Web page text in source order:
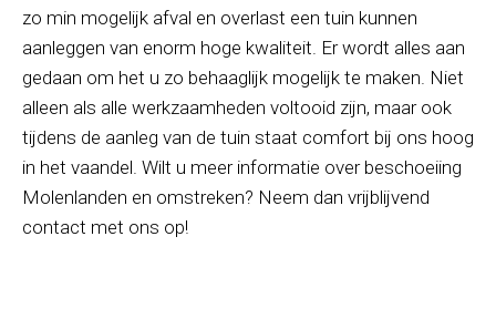
zo min mogelijk afval en overlast een tuin kunnen
aanleggen van enorm hoge kwaliteit. Er wordt alles aan
gedaan om het u zo behaaglijk mogelijk te maken. Niet
alleen als alle werkzaamheden voltooid zijn, maar ook
tijdens de aanleg van de tuin staat comfort bij ons hoog
in het vaandel. Wilt u meer informatie over beschoeiing
Molenlanden en omstreken? Neem dan vrijblijvend
contact met ons op!